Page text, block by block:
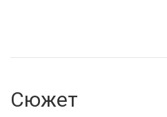
Сюжет